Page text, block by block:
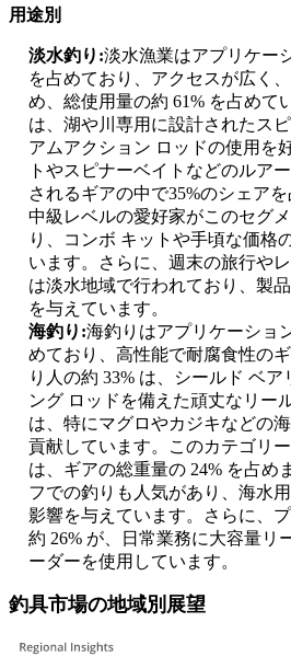
用途別
淡水釣り:淡水漁業はアプリケー
を占めており、アクセスが広く
め、総使用量の約 61% を占めて
は、湖や川専用に設計されたス
アムアクション ロッドの使用を
トやスピナーベイトなどのルア
されるギアの中で35%のシェア
中級レベルの愛好家がこのセグ
り、コンボ キットや手頃な価格
います。さらに、週末の旅行や
は淡水地域で行われており、製
を与えています。
海釣り:海釣りはアプリケーショ
めており、高性能で耐腐食性の
り人の約 33% は、シールド ベ
ング ロッドを備えた頑丈なリー
は、特にマグロやカジキなどの
貢献しています。このカテゴリ
は、ギアの総重量の 24% を占め
フでの釣りも人気があり、海水
影響を与えています。さらに、
約 26% が、日常業務に大容量リ
ーダーを使用しています。
釣具市場の地域別展望